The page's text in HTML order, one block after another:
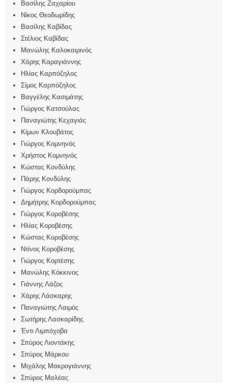
Βασίλης Ζαχαρίου
Νίκος Θεοδωρίδης
Βασίλης Καβίδας
Στέλιος Καβίδας
Μανώλης Καλοκαιρινός
Χάρης Καραγιάννης
Ηλίας Καρπόζηλος
Σίμος Καρπόζηλος
Βαγγέλης Κασιμάτης
Γιώργος Κατσούλας
Παναγιώτης Κεχαγιάς
Κίμων Κλουβάτος
Γιώργος Κομνηνός
Χρήστος Κομνηνός
Κώστας Κονδύλης
Πάρης Κονδύλης
Γιώργος Κορδορούμπας
Δημήτρης Κορδορούμπας
Γιώργος Κοροβέσης
Ηλίας Κοροβέσης
Κώστας Κοροβέσης
Ντίνος Κοροβέσης
Γιώργος Κορτέσης
Μανώλης Κόκκινος
Γιάννης Λάζος
Χάρης Λάσκαρης
Παναγιώτης Λαιμός
Σωτήρης Λασκαρίδης
Έντι Λιμπόχοβα
Σπύρος Λιοντάκης
Σπύρος Μάρκου
Μιχάλης Μακρογιάννης
Σπύρος Μαλέας